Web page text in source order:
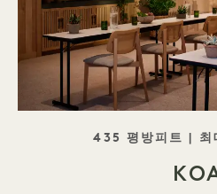
태그라인
435 평방피트 | 최